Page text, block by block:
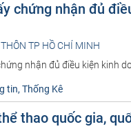
chứng nhận đủ
TP HỒ CHÍ MINH
nhận đủ điều kiện kinh
tin, Thống Kê
thao quốc gia,